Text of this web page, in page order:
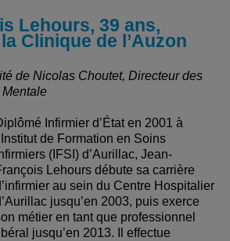
Lehours, 39 ans,
Clinique de l’Auzon
de Nicolas Choutet, Directeur des
Infirmier d’État en 2001 à
de Formation en Soins
(IFSI) d’Aurillac, Jean-
Lehours débute sa carrière
au sein du Centre Hospitalier
jusqu’en 2003, puis exerce
métier en tant que professionnel
jusqu’en 2013. Il effectue